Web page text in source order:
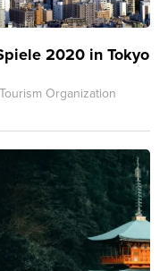
2020 in Tokyo
Organization